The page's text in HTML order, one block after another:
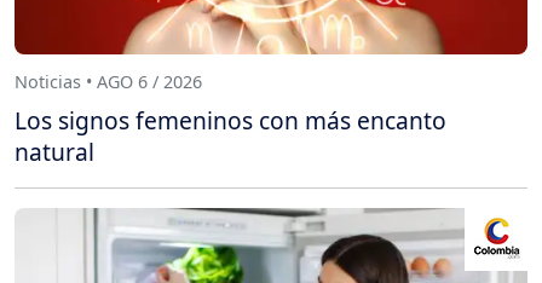
Noticias • AGO 6 / 2026
Los signos femeninos con más encanto
natural